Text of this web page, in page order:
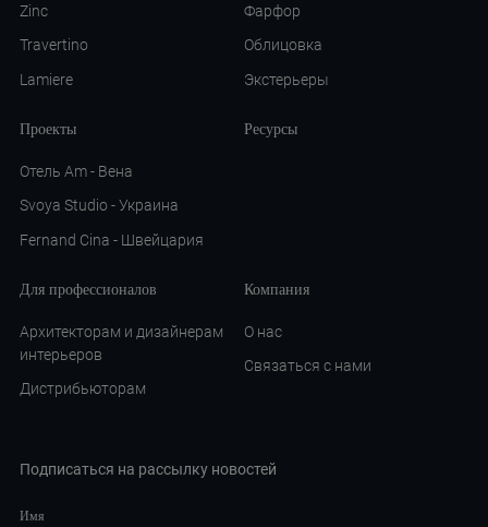
Zinc
Travertino
Lamiere
Фарфор
Облицовка
Экстерьеры
Проекты
Отель Am - Вена
Svoya Studio - Украина
Fernand Cina - Швейцария
Ресурсы
Для профессионалов
Архитекторам и дизайнерам
интерьеров
Дистрибьюторам
Компания
О нас
Связаться с нами
Подписаться на рассылку новостей